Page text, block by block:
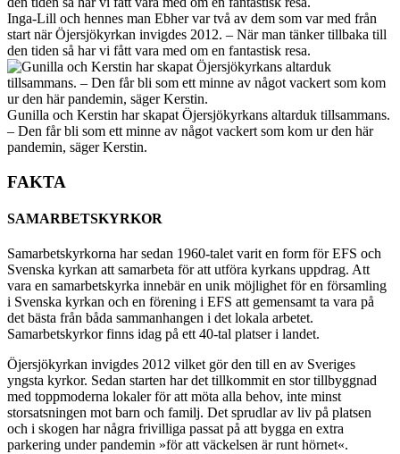
Inga-Lill och hennes man Ebher var två av dem som var med från
start när Öjersjökyrkan invigdes 2012. – När man tänker tillbaka till
den tiden så har vi fått vara med om en fantastisk resa.
Gunilla och Kerstin har skapat Öjersjökyrkans altarduk tillsammans.
– Den får bli som ett minne av något vackert som kom ur den här
pandemin, säger Kerstin.
FAKTA
SAMARBETSKYRKOR
Samarbetskyrkorna har sedan 1960-talet varit en form för EFS och
Svenska kyrkan att samarbeta för att utföra kyrkans uppdrag. Att
vara en samarbetskyrka innebär en unik möjlighet för en församling
i Svenska kyrkan och en förening i EFS att gemensamt ta vara på
det bästa från båda sammanhangen i det lokala arbetet.
Samarbetskyrkor finns idag på ett 40-tal platser i landet.
Öjersjökyrkan invigdes 2012 vilket gör den till en av Sveriges
yngsta kyrkor. Sedan starten har det tillkommit en stor tillbyggnad
med toppmoderna lokaler för att möta alla behov, inte minst
storsatsningen mot barn och familj. Det sprudlar av liv på platsen
och i skogen har några frivilliga passat på att bygga en extra
parkering under pandemin »för att väckelsen är runt hörnet«.